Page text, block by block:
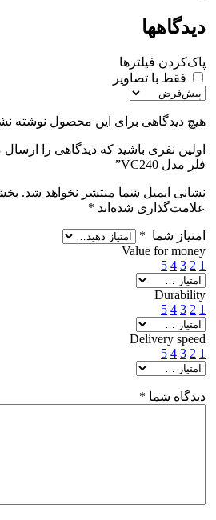
دیدگاهها
پاک‌کردن فیلترها
فقط با تصاویر
هیچ دیدگاهی برای این محصول نوشته
اولین نفری باشید که دیدگاهی را
فلر مدل VC240”
نشانی ایمیل شما منتشر نخواهد شد.
علامت‌گذاری شده‌اند *
امتیاز شما *
Value for money
1
2
3
4
5
Durability
1
2
3
4
5
Delivery speed
1
2
3
4
5
دیدگاه شما *